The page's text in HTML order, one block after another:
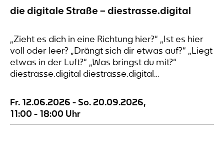
die digitale Straße – diestrasse.digital
„Zieht es dich in eine Richtung hier?“ „Ist es hier
voll oder leer? „Drängt sich dir etwas auf?“ „Liegt
etwas in der Luft?“ „Was bringst du mit?“
diestrasse.digital diestrasse.digital
Straße An sieben Orten rund um den
Dortmunder Wall lässt sich Wahrnehmung
notieren. Die Orte sind nach alten Postkarten
Fr. 12.06.2026 - So. 20.09.2026,
11:00 - 18:00 Uhr